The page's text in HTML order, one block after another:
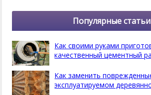
Популярные статьи
Как своими руками
качественный цементный
Как заменить
эксплуатируемом